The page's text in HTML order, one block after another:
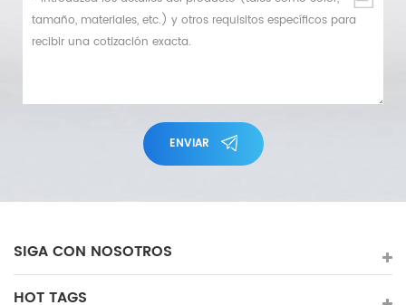
ENVIAR
SIGA CON NOSOTROS
HOT TAGS